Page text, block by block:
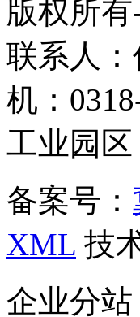
版权所
联系人：
机：
工业园区
备案号：
XML 技
企业分站